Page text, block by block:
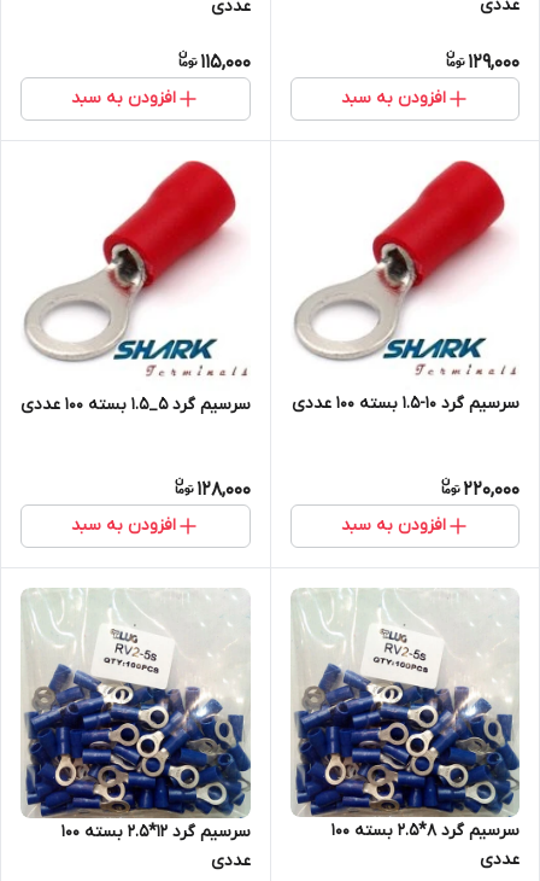
عددی
129,000
افزودن به سبد
عددی
115,000
افزودن به سبد
سرسیم گرد 10-1.5 بسته 100 عددی
220,000
افزودن به سبد
سرسیم گرد 5_1.5 بسته 100 عددی
128,000
افزودن به سبد
سرسیم گرد 8*2.5 بسته 100
عددی
سرسیم گرد 12*2.5 بسته 100
عددی